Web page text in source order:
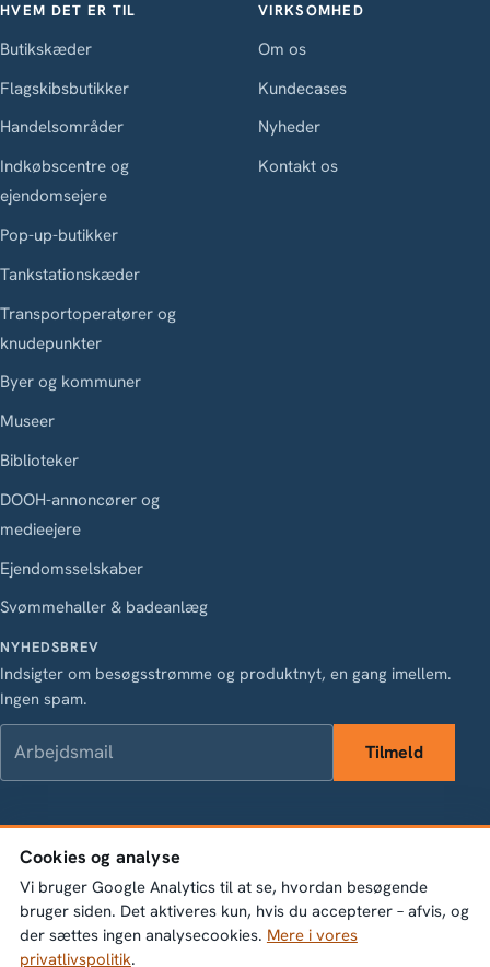
HVEM DET ER TIL
Butikskæder
Flagskibsbutikker
Handelsområder
Indkøbscentre og
ejendomsejere
Pop-up-butikker
Tankstationskæder
Transportoperatører og
knudepunkter
Byer og kommuner
Museer
Biblioteker
DOOH-annoncører og
medieejere
Ejendomsselskaber
Svømmehaller & badeanlæg
VIRKSOMHED
Om os
Kundecases
Nyheder
Kontakt os
NYHEDSBREV
Indsigter om besøgsstrømme og produktnyt, en gang imellem.
Ingen spam.
Tilmeld
LinkedIn Instagram
Vasagatan 28, 111 20 Stockholm · Org.nr 556845-1198 ·
info@bumbeelabs.se
© 2026 Bumbee Labs AB. Alle rettigheder forbeholdes.
PrivatlivspolitikCookie-indstillinger
Cookies og analyse
Vi bruger Google Analytics til at se, hvordan besøgende
bruger siden. Det aktiveres kun, hvis du accepterer – afvis, og
der sættes ingen analysecookies. Mere i vores
privatlivspolitik.